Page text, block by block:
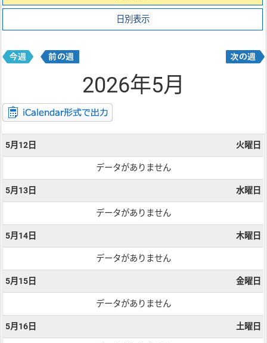
日別表示
2026年5月
5月12日 火曜日
データがありません
5月13日 水曜日
データがありません
5月14日 木曜日
データがありません
5月15日 金曜日
データがありません
5月16日 土曜日